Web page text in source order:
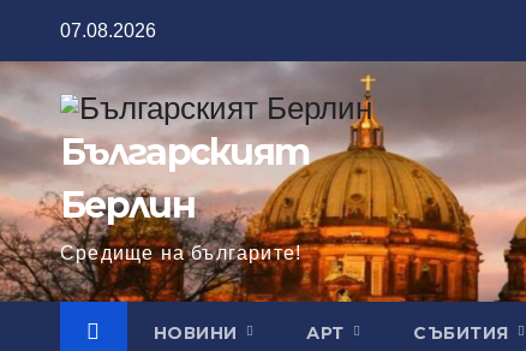
content
07.08.2026
Българският
Берлин
Средище на българите!
НОВИНИ АРТ СЪБИТИЯ